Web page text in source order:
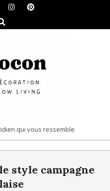
qui vous ressemble
style campagne